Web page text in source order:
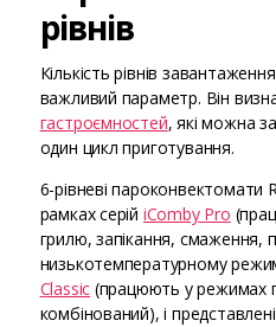
рівнів
Кількість рівнів
важливий параметр. Він
гастроємностей, які можна
один цикл приготування.
6-рівневі пароконвектомати
рамках серій iComby Pro
грилю, запікання, смаження,
низькотемпературному
Classic (працюють у режимах
комбінований), і